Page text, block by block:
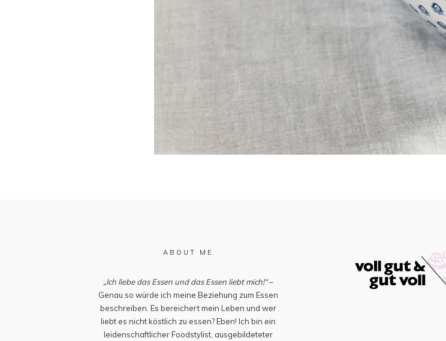
ABOUT ME
„Ich liebe das Essen und das Essen liebt mich!“–
Genau so würde ich meine Beziehung zum Essen
beschreiben. Es bereichert mein Leben und wer
liebt es nicht köstlich zu essen? Eben! Ich bin ein
leidenschaftlicher Foodstylist, ausgebildeteter